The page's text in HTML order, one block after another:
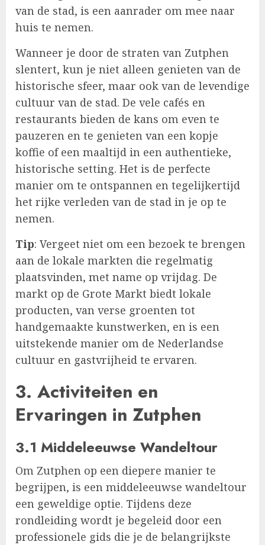
van de stad, is een aanrader om mee naar
huis te nemen.
Wanneer je door de straten van Zutphen
slentert, kun je niet alleen genieten van de
historische sfeer, maar ook van de levendige
cultuur van de stad. De vele cafés en
restaurants bieden de kans om even te
pauzeren en te genieten van een kopje
koffie of een maaltijd in een authentieke,
historische setting. Het is de perfecte
manier om te ontspannen en tegelijkertijd
het rijke verleden van de stad in je op te
nemen.
Tip: Vergeet niet om een bezoek te brengen
aan de lokale markten die regelmatig
plaatsvinden, met name op vrijdag. De
markt op de Grote Markt biedt lokale
producten, van verse groenten tot
handgemaakte kunstwerken, en is een
uitstekende manier om de Nederlandse
cultuur en gastvrijheid te ervaren.
3. Activiteiten en
Ervaringen in Zutphen
3.1 Middeleeuwse Wandeltour
Om Zutphen op een diepere manier te
begrijpen, is een middeleeuwse wandeltour
een geweldige optie. Tijdens deze
rondleiding wordt je begeleid door een
professionele gids die je de belangrijkste